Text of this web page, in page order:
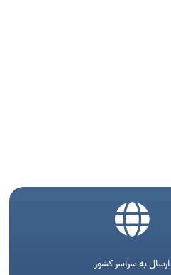
ارسال به سراسر کشور